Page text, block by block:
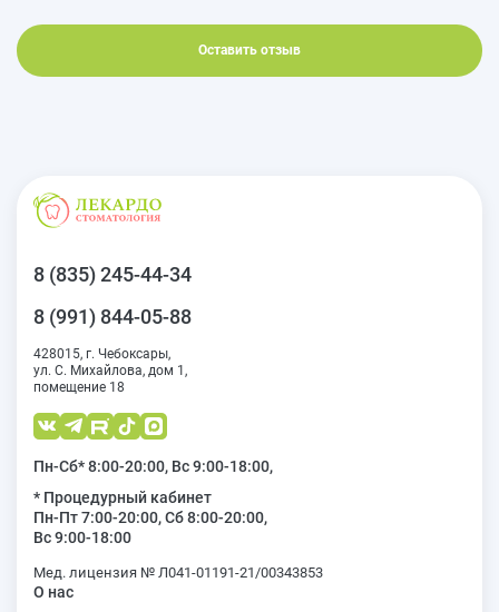
Оставить отзыв
8 (835) 245-44-34
8 (991) 844-05-88
428015, г. Чебоксары,
ул. С. Михайлова, дом 1,
помещение 18
Пн-Сб* 8:00-20:00, Вс 9:00-18:00,
* Процедурный кабинет
Пн-Пт 7:00-20:00, Сб 8:00-20:00,
Вс 9:00-18:00
Мед. лицензия № Л041-01191-21/00343853
О нас